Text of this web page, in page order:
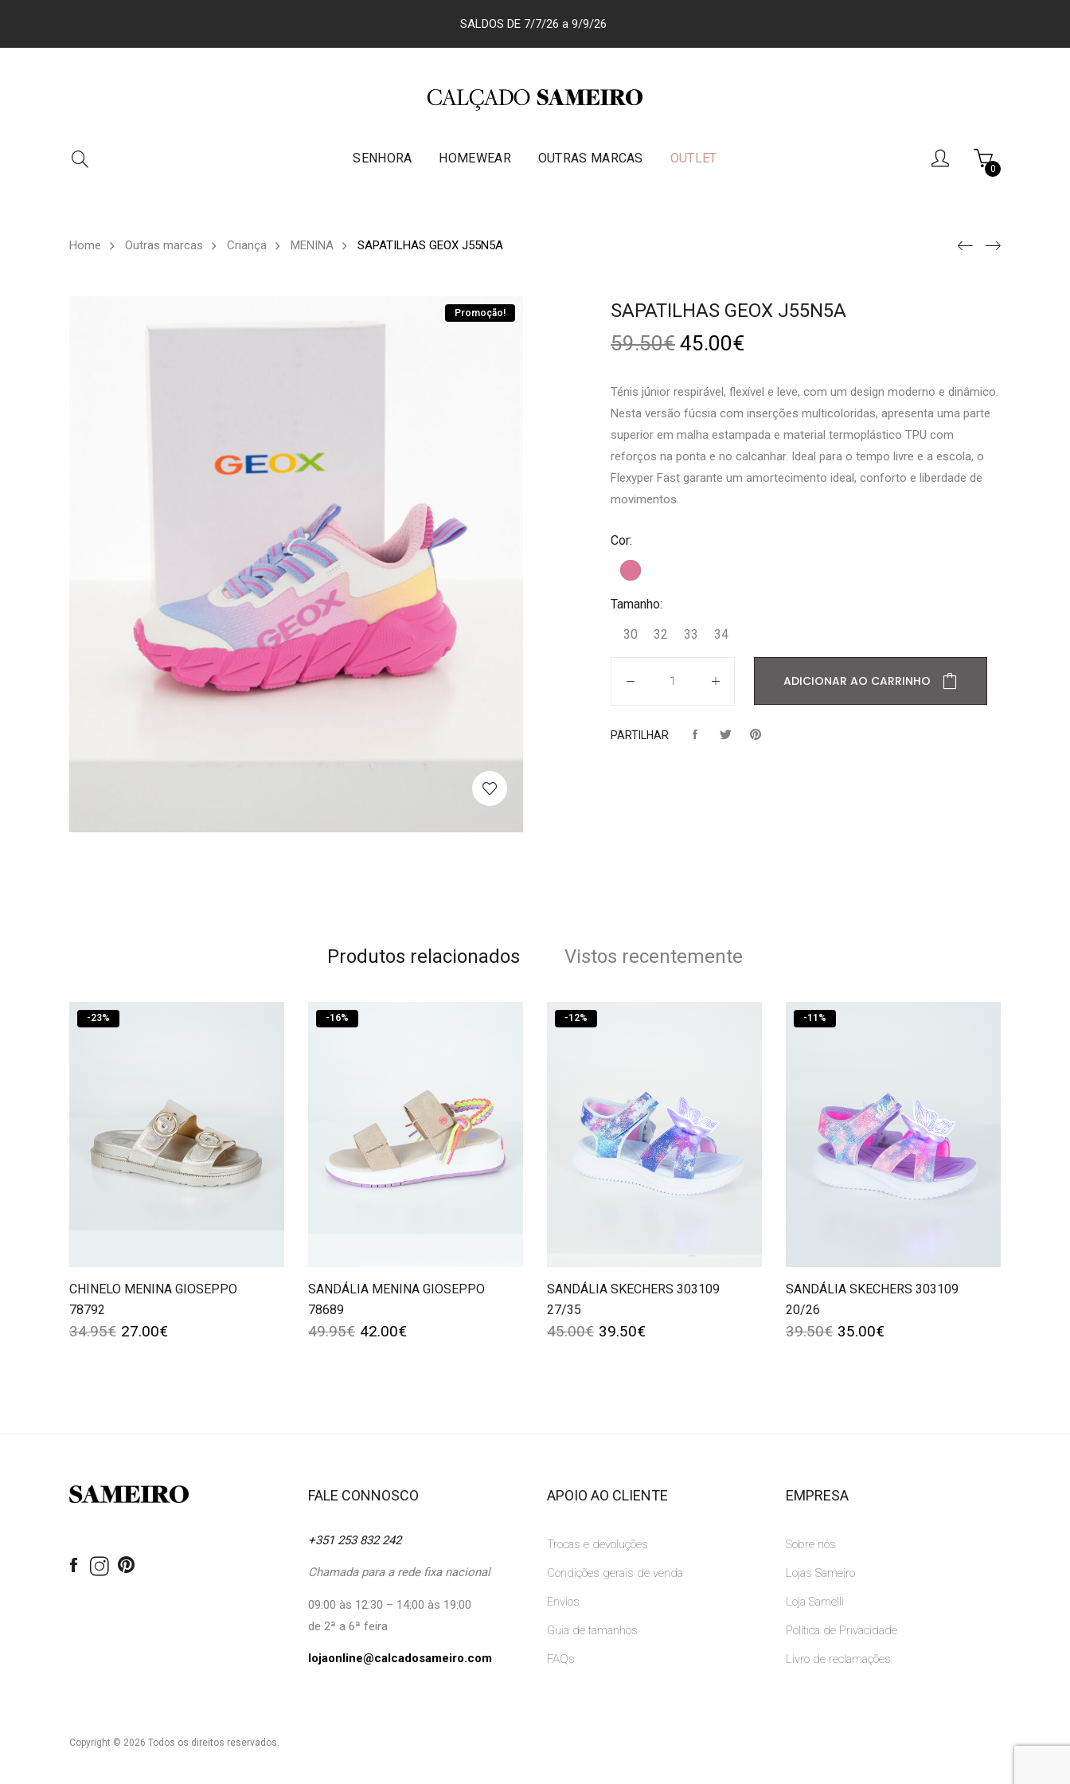
SALDOS DE 7/7/26 a 9/9/26
SENHORA HOMEWEAR OUTRAS MARCAS OUTLET
0
Home Outras marcas Criança MENINA SAPATILHAS GEOX J55N5A
Promoção! SAPATILHAS GEOX J55N5A
59.50€ 45.00€
Ténis júnior respirável, flexível e leve, com um design moderno e dinâmico.
Nesta versão fúcsia com inserções multicoloridas, apresenta uma parte
superior em malha estampada e material termoplástico TPU com
reforços na ponta e no calcanhar. Ideal para o tempo livre e a escola, o
Flexyper Fast garante um amortecimento ideal, conforto e liberdade de
movimentos.
Cor:
Tamanho:
30
32 33 34
ADICIONAR AO CARRINHO
PARTILHAR
Produtos relacionados Vistos recentemente
-23%
CHINELO MENINA GIOSEPPO
78792
34.95€ 27.00€
-16%
SANDÁLIA MENINA GIOSEPPO
78689
49.95€ 42.00€
-12%
SANDÁLIA SKECHERS 303109
27/35
45.00€ 39.50€
-11 %
SANDÁLIA SKECHERS 303109
20/26
39.50€ 35.00€
FALE CONNOSCO
+351 253 832 242
Chamada para a rede fixa nacional
09:00 às 12:30 – 14:00 às 19:00
de 2ª a 6ª feira
lojaonline@calcadosameiro.com
APOIO AO CLIENTE
Trocas e devoluções
Condições gerais de venda
Envios
Guia de tamanhos
FAQs
EMPRESA
Sobre nós
Lojas Sameiro
Loja Samelli
Política de Privacidade
Livro de reclamações
Copyright © 2026 Todos os direitos reservados.